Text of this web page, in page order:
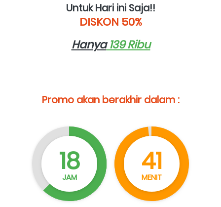
Untuk Hari ini Saja!!
DISKON 50%
Hanya 139 Ribu
Promo akan berakhir dalam :
18
JAM
41
MENIT